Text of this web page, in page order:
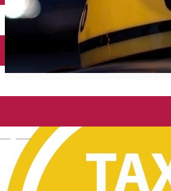
English
Închirieri auto
Închirieri biciclete
Încărcare vehicule electrice